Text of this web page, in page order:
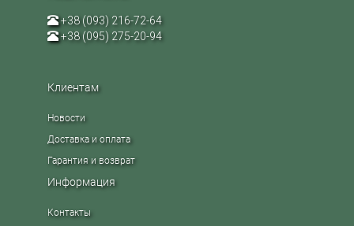
+38 (093) 216-72-64
+38 (095) 275-20-94
Клиентам
Новости
Доставка и оплата
Гарантия и возврат
Информация
Контакты